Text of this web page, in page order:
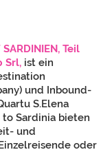
Teil
Srl, ist ein
und Inbound-
S.Elena
to Sardinia bieten
und
oder